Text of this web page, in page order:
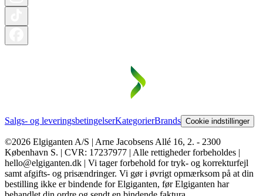
Salgs- og leveringsbetingelserKategorierBrands Cookie indstillinger
©2026 Elgiganten A/S | Arne Jacobsens Allé 16, 2. - 2300
København S. | CVR: 17237977 | Alle rettigheder forbeholdes |
hello@elgiganten.dk | Vi tager forbehold for tryk- og korrekturfejl
samt afgifts- og prisændringer. Vi gør i øvrigt opmærksom på at din
bestilling ikke er bindende for Elgiganten, før Elgiganten har